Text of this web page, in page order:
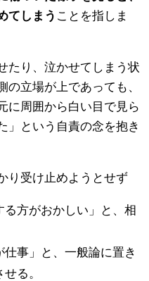
てしまう ことを指しま
たり、泣かせてしまう状
立場が上であっても、
に周囲から白い目で見ら
」という自責の念を抱き
り受け止めようとせず
る方がおかしい」と、相
仕事」と、一般論に置き
る。